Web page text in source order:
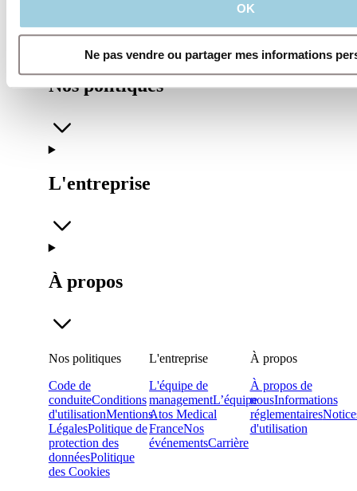
OK
Ne pas vendre ou partager mes informations
Nos politiques
L'entreprise
À propos
Nos politiques
Code de
conduiteConditions
d'utilisationMentions
LégalesPolitique de
protection des
donnéesPolitique
des Cookies
L'entreprise
L'équipe de
managementL’équipe
Atos Medical
FranceNos
événementsCarrière
À propos
À propos de
nousInformations
réglementaires
d'utilisation